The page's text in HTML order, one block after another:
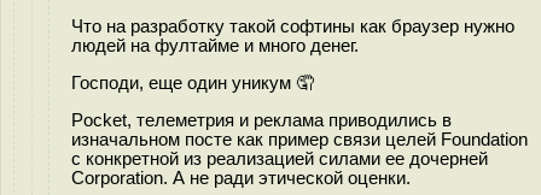
Что на разработку такой софтины как браузер нужно
людей на фултайме и много денег.
Господи, еще один уникум 🤦
Pocket, телеметрия и реклама приводились в
изначальном посте как пример связи целей Foundation
с конкретной из реализацией силами ее дочерней
Corporation. А не ради этической оценки.